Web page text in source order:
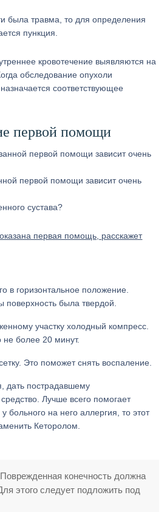
была травма, то для определения
пункция.
кровотечение выявляются на
обследование опухоли
соответствующее
первой помощи
первой помощи зависит очень
сустава?
первая помощь, расскажет
в горизонтальное положение.
поверхность была твердой.
участку холодный компресс.
не более 20 минут.
Это поможет снять воспаление.
дать пострадавшему
Лучше всего помогает
больного на него аллергия, то этот
Кеторолом.
конечность должна
этого следует подложить под